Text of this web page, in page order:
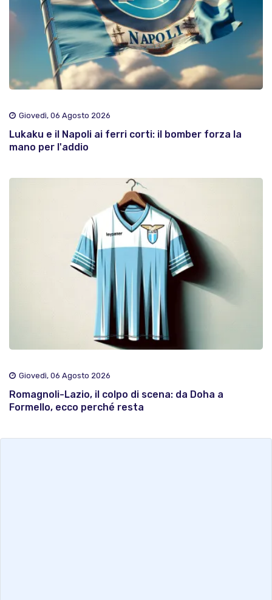
Giovedì, 06 Agosto 2026
Lukaku e il Napoli ai ferri corti: il bomber forza la
mano per l'addio
Giovedì, 06 Agosto 2026
Romagnoli-Lazio, il colpo di scena: da Doha a
Formello, ecco perché resta